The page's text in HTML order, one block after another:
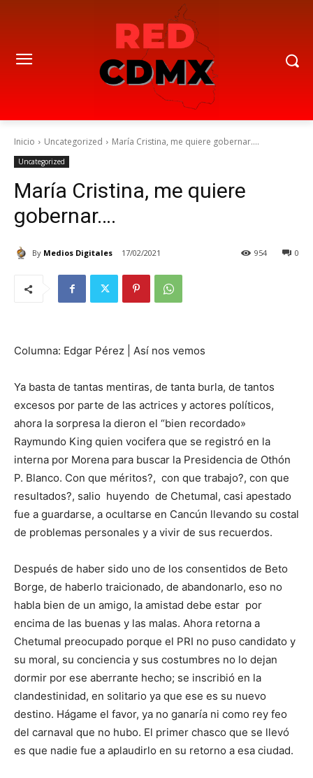
Inicio Uncategorized María Cristina, me quiere gobernar….
Uncategorized
María Cristina, me quiere
gobernar….
By Medios Digitales 17/02/2021 0
954
Columna: Edgar Pérez | Así nos vemos
Ya basta de tantas mentiras, de tanta burla, de tantos
excesos por parte de las actrices y actores políticos,
ahora la sorpresa la dieron el “bien recordado»
Raymundo King quien vocifera que se registró en la
interna por Morena para buscar la Presidencia de Othón
P. Blanco. Con que méritos?, con que trabajo?, con que
resultados?, salio huyendo de Chetumal, casi apestado
fue a guardarse, a ocultarse en Cancún llevando su costal
de problemas personales y a vivir de sus recuerdos.
Después de haber sido uno de los consentidos de Beto
Borge, de haberlo traicionado, de abandonarlo, eso no
habla bien de un amigo, la amistad debe estar por
encima de las buenas y las malas. Ahora retorna a
Chetumal preocupado porque el PRI no puso candidato y
su moral, su conciencia y sus costumbres no lo dejan
dormir por ese aberrante hecho; se inscribió en la
clandestinidad, en solitario ya que ese es su nuevo
destino. Hágame el favor, ya no ganaría ni como rey feo
del carnaval que no hubo. El primer chasco que se llevó
es que nadie fue a aplaudirlo en su retorno a esa ciudad.